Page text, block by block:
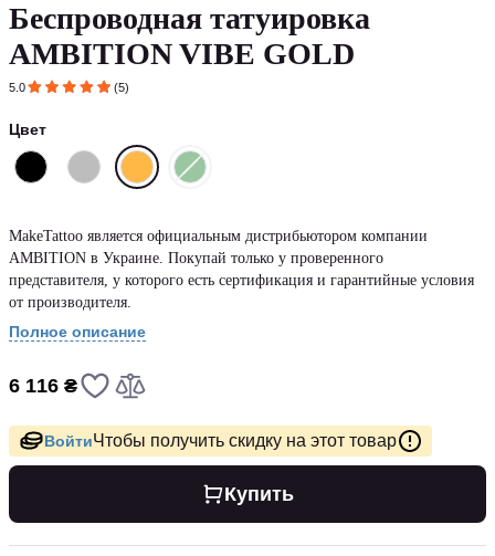
Беспроводная татуировка
AMBITION VIBE GOLD
5.0 (5)
Цвет
MakeTattoo является официальным дистрибьютором компании
AMBITION в Украине. Покупай только у проверенного
представителя, у которого есть сертификация и гарантийные условия
от производителя.
Полное описание
6 116 ₴
ВойтиЧтобы получить скидку на этот товар
Купить